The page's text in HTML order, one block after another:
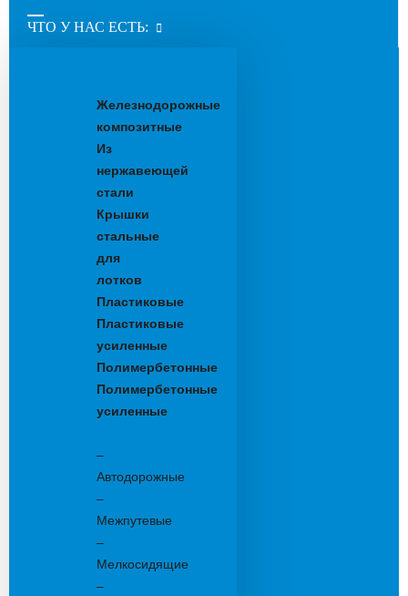
ЧТО У НАС ЕСТЬ:
Железнодорожные
композитные
Из
нержавеющей
стали
Крышки
стальные
для
лотков
Пластиковые
Пластиковые
усиленные
Полимербетонные
Полимербетонные
усиленные
–
Автодорожные
–
Межпутевые
–
Мелкосидящие
–